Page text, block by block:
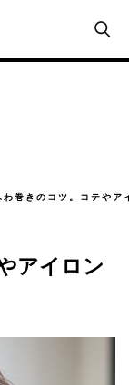
わ巻きのコツ。コテやア
アイロン